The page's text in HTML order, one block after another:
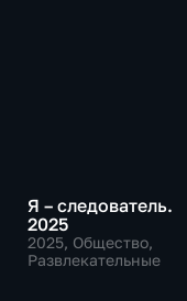
Я – следователь.
2025
2025, Общество,
Развлекательные